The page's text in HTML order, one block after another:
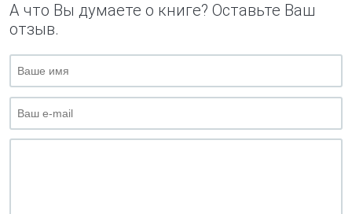
А что Вы думаете о книге? Оставьте Ваш
отзыв.